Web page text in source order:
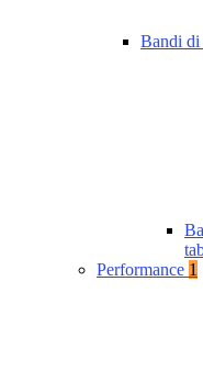
Bandi di
Performance 1